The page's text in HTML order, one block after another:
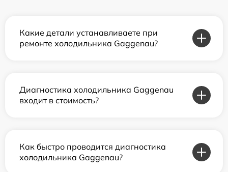
Какие детали устанавливаете при
ремонте холодильника Gaggenau?
Диагностика холодильника Gaggenau
входит в стоимость?
Как быстро проводится диагностика
холодильника Gaggenau?